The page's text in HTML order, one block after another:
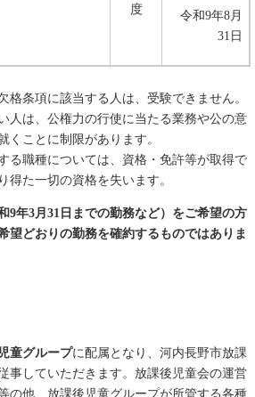
度
令和9年8月
31日
格条項に該当する人は、受験できません。
人は、公権力の行使に当たる業務や公の意
くことに制限があります。
る職種については、資格・免許等が取得で
得た一切の資格を失います。
9年3月31日までの勤務など）をご希望の方
望どおりの勤務を確約するものではありま
童グループに配属となり、河内長野市放課
事していただきます。放課後児童会の運営
の他、放課後児童グループが所管する各種